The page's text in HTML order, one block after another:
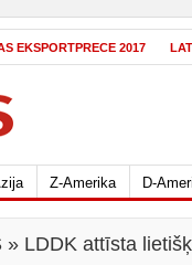
EKSPORTPRECE 2017
Z-Amerika D-
» LDDK attīsta